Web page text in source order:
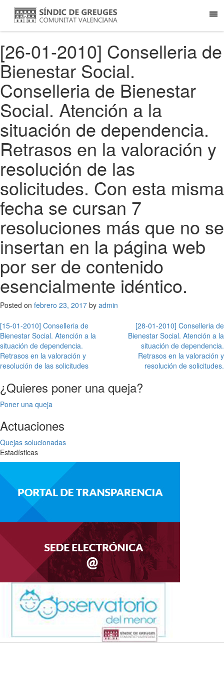
[26-01-2010] Conselleria de
Bienestar Social.
Conselleria de Bienestar
Social. Atención a la
situación de dependencia.
Retrasos en la valoración y
resolución de las
solicitudes. Con esta misma
fecha se cursan 7
resoluciones más que no se
insertan en la página web
por ser de contenido
esencialmente idéntico.
Posted on febrero 23, 2017 by admin
Navegación
de
entradas
[15-01-2010] Conselleria de
Bienestar Social. Atención a la
situación de dependencia.
Retrasos en la valoración y
resolución de las solicitudes
[28-01-2010] Conselleria de
Bienestar Social. Atención a la
situación de dependencia.
Retrasos en la valoración y
resolución de solicitudes.
¿Quieres poner una queja?
Poner una queja
Actuaciones
Quejas solucionadas
Estadísticas